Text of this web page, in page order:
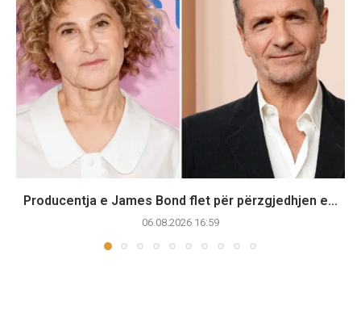
Producentja e James Bond flet për përzgjedhjen e...
06.08.2026 16:59